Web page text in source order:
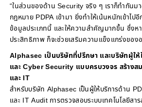
“ในส่วนของด้าน Security จริง ๆ เราก็ทำกันม
กฎหมาย PDPA เข้ามา ยิ่งทำให้เน้นหนักเข้าไ
ข้อมูลประเภทนี้ และให้ความสำคัญมากขึ้น ซึ่งห
ประสิทธิภาพ ก็จะช่วยเสริมความแข็งแกร่งของ
Alphasec เป็นบริษัทที่ปรึกษา และบริษัทผู้ให้
และ Cyber Security แบบครบวงจร สร้างส
และ IT
สำหรับบริษัท Alphasec เป็นผู้ให้บริการด้าน
และ IT Audit การตรวจสอบระบบเทคโนโลยีส